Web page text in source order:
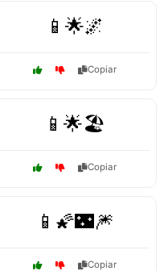
📱🌟🌌
Copiar
📱🌟🏖️
Copiar
📱🌠🌃🎆
Copiar